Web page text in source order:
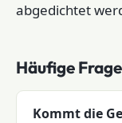
abgedichtet
Häufige
Kommt die